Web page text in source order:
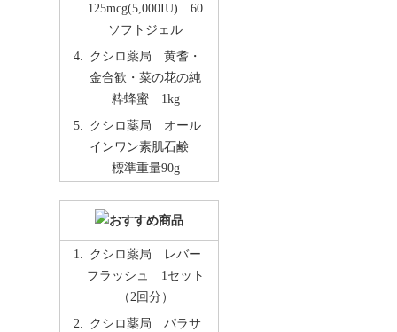
125mcg(5,000IU) 60
ソフトジェル
クシロ薬局 黄耆・
金合歓・菜の花の純
粋蜂蜜 1kg
クシロ薬局 オール
インワン素肌石鹸
標準重量90g
クシロ薬局 レバー
フラッシュ 1セット
（2回分）
クシロ薬局 パラサ